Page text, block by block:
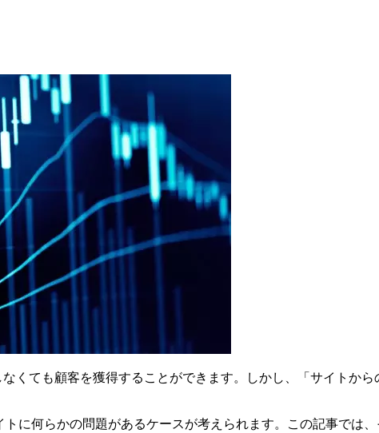
くても顧客を獲得することができます。しかし、「サイトか
に何らかの問題があるケースが考えられます。この記事では